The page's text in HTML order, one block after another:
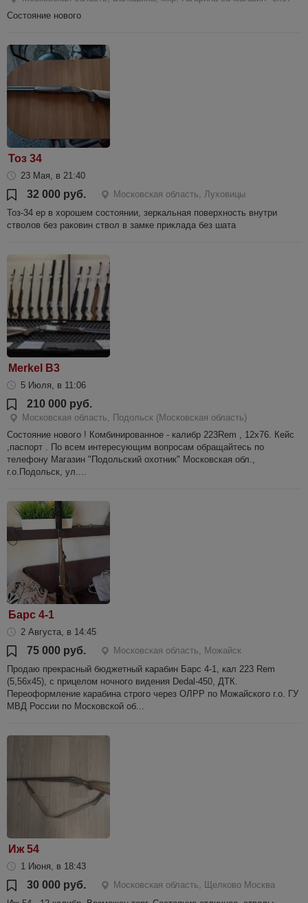
Состояние нового
Тоз 34
23 Мая, в 21:40
32 000 руб.
Московская область, Луховицы
Тоз-34 ер в хорошем состоянии, зеркальная поверхность внутри
стволов без раковин ствол в замке приклада без шата
Merkel B3
5 Июля, в 11:06
210 000 руб.
Московская область, Подольск (Московская область)
Состояние нового ! Комбинированное - калибр 223Rem , 12х76. Кейс
,паспорт . По всем интересующим вопросам обращайтесь по
телефону Магазин "Подольский охотник" Московская обл.,
г.о.Подольск, ул....
Барс 4-1
2 Августа, в 14:45
75 000 руб.
Московская область, Можайск
Продаю прекрасный бюджетный карабин Барс 4-1, кал 223 Rem
(5,56х45), с прицелом ночного видения Dedal-450, ДТК.
Переоформление карабина строго через ОЛРР по Можайского г.о. ГУ
МВД России по Московской об...
Иж 54
1 Июня, в 18:43
30 000 руб.
Московская область, Щелково Москва